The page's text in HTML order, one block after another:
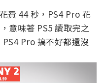
費 44 秒，PS4 Pro 花
意味著 PS5 讀取完之
Pro 搞不好都還沒